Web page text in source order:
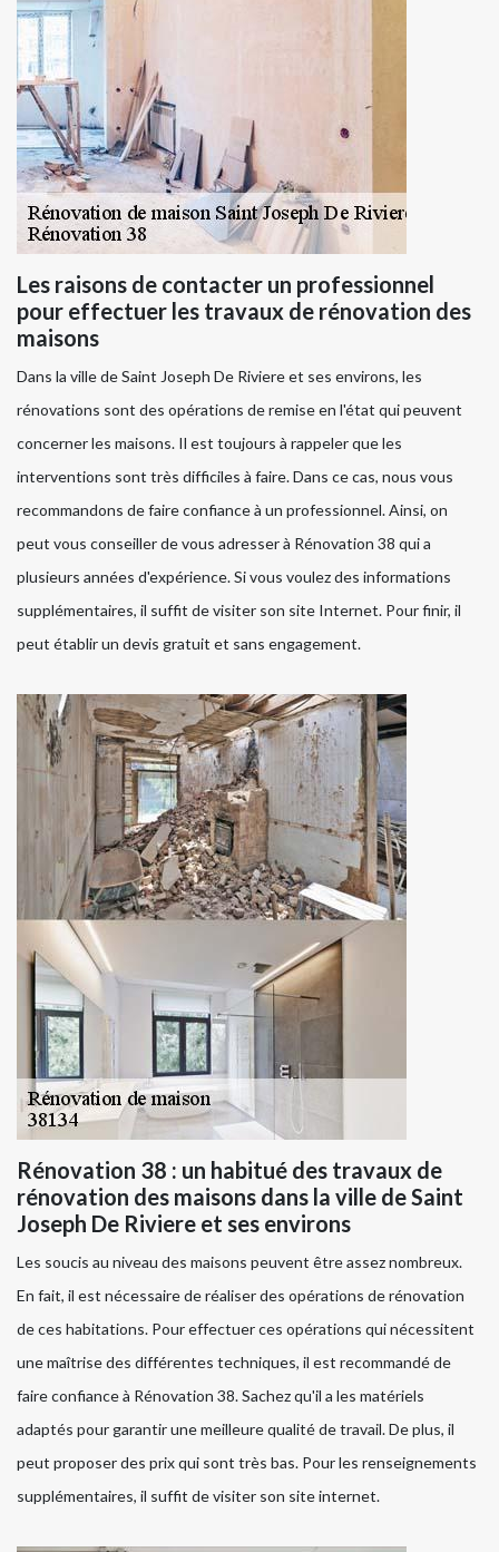
Les raisons de contacter un professionnel
pour effectuer les travaux de rénovation des
maisons
Dans la ville de Saint Joseph De Riviere et ses environs, les
rénovations sont des opérations de remise en l'état qui peuvent
concerner les maisons. Il est toujours à rappeler que les
interventions sont très difficiles à faire. Dans ce cas, nous vous
recommandons de faire confiance à un professionnel. Ainsi, on
peut vous conseiller de vous adresser à Rénovation 38 qui a
plusieurs années d'expérience. Si vous voulez des informations
supplémentaires, il suffit de visiter son site Internet. Pour finir, il
peut établir un devis gratuit et sans engagement.
Rénovation 38 : un habitué des travaux de
rénovation des maisons dans la ville de Saint
Joseph De Riviere et ses environs
Les soucis au niveau des maisons peuvent être assez nombreux.
En fait, il est nécessaire de réaliser des opérations de rénovation
de ces habitations. Pour effectuer ces opérations qui nécessitent
une maîtrise des différentes techniques, il est recommandé de
faire confiance à Rénovation 38. Sachez qu'il a les matériels
adaptés pour garantir une meilleure qualité de travail. De plus, il
peut proposer des prix qui sont très bas. Pour les renseignements
supplémentaires, il suffit de visiter son site internet.